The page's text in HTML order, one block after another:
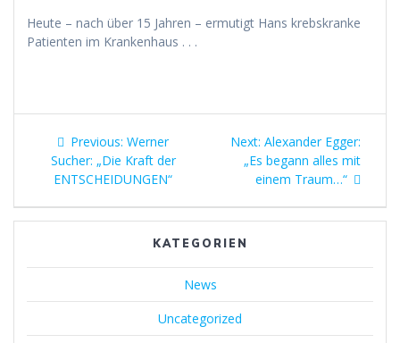
Heute – nach über 15 Jahren – ermutigt Hans krebskranke
Patienten im Krankenhaus . . .
Beitragsnavigation
Previous: Previous
post:
Werner
Sucher: „Die Kraft der
ENTSCHEIDUNGEN“
Next: Next
post:
Alexander Egger:
„Es begann alles mit
einem Traum…“
KATEGORIEN
News
Uncategorized